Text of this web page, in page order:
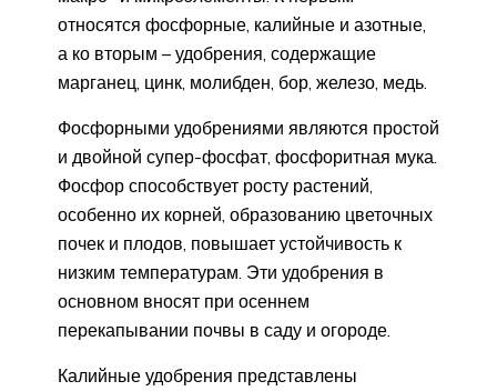
относятся фосфорные, калийные и азотные,
а ко вторым – удобрения, содержащие
марганец, цинк, молибден, бор, железо, медь.
Фосфорными удобрениями являются простой
и двойной супер-фосфат, фосфоритная мука.
Фосфор способствует росту растений,
особенно их корней, образованию цветочных
почек и плодов, повышает устойчивость к
низким температурам. Эти удобрения в
основном вносят при осеннем
перекапывании почвы в саду и огороде.
Калийные удобрения представлены